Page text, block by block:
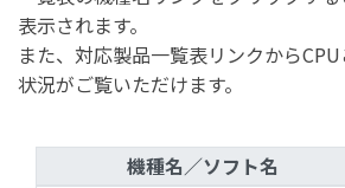
表示されます。
また、対応製品一覧表リンクから
状況がご覧いただけます。
機種名／ソフト名